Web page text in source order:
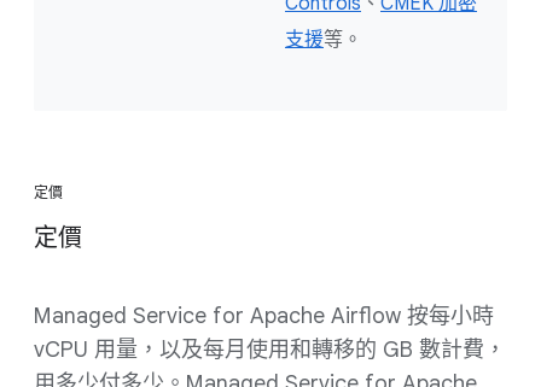
支援等。
定價
定價
Managed Service for Apache Airflow 按每小時
vCPU 用量，以及每月使用和轉移的 GB 數計費，